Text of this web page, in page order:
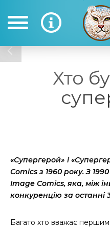
Хто
«Супергерой» і
Comics з 1960 року. З
Image Comics, яка, між
конкуренцію за останні
Багато хто вважає